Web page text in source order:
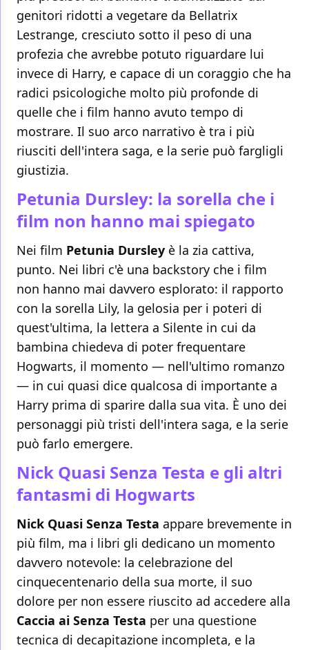
genitori ridotti a vegetare da Bellatrix
Lestrange, cresciuto sotto il peso di una
profezia che avrebbe potuto riguardare lui
invece di Harry, e capace di un coraggio che ha
radici psicologiche molto più profonde di
quelle che i film hanno avuto tempo di
mostrare. Il suo arco narrativo è tra i più
riusciti dell'intera saga, e la serie può fargligli
giustizia.
Petunia Dursley: la sorella che i
film non hanno mai spiegato
Nei film Petunia Dursley è la zia cattiva,
punto. Nei libri c'è una backstory che i film
non hanno mai davvero esplorato: il rapporto
con la sorella Lily, la gelosia per i poteri di
quest'ultima, la lettera a Silente in cui da
bambina chiedeva di poter frequentare
Hogwarts, il momento — nell'ultimo romanzo
— in cui quasi dice qualcosa di importante a
Harry prima di sparire dalla sua vita. È uno dei
personaggi più tristi dell'intera saga, e la serie
può farlo emergere.
Nick Quasi Senza Testa e gli altri
fantasmi di Hogwarts
Nick Quasi Senza Testa appare brevemente in
più film, ma i libri gli dedicano un momento
davvero notevole: la celebrazione del
cinquecentenario della sua morte, il suo
dolore per non essere riuscito ad accedere alla
Caccia ai Senza Testa per una questione
tecnica di decapitazione incompleta, e la